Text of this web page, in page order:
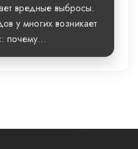
вредные выбросы.
у многих возникает
почему...